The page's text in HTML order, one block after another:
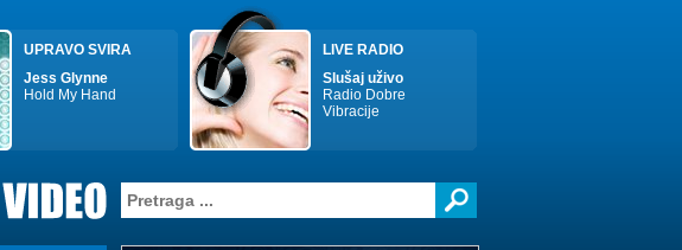
UPRAVO SVIRA
Jess Glynne
Hold My Hand
LIVE RADIO
Slušaj uživo
Radio Dobre
Vibracije